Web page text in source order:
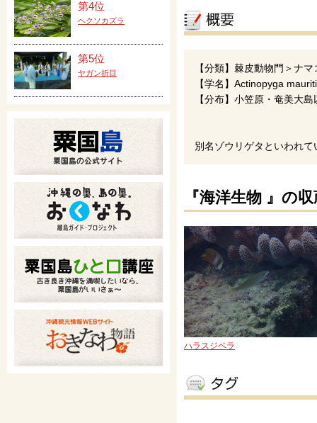
【分類】棘皮動物門＞ナ
【学名】Actinopyga
【分布】小笠原・奄美大
別名ゾウリゲタといわれ
『海洋生物 』の
ハラスジベラ
第4位
ヘクソカズラ
第5位
ヤガン折目